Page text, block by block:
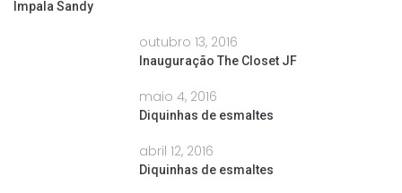
Impala Sandy
outubro 13, 2016
Inauguração The Closet JF
maio 4, 2016
Diquinhas de esmaltes
abril 12, 2016
Diquinhas de esmaltes